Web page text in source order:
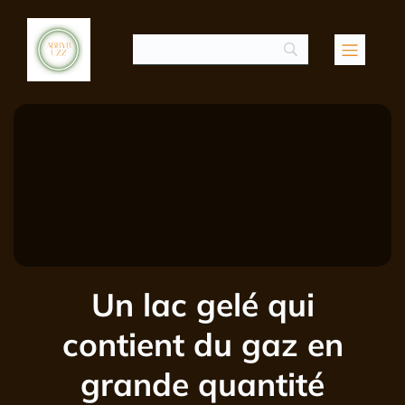
Un lac gelé qui
contient du gaz en
grande quantité